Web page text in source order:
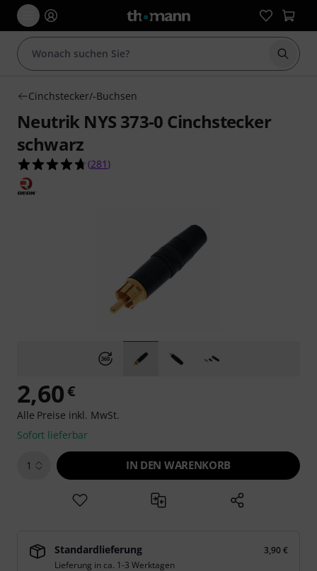
Suche
Cinchstecker/-Buchsen
Neutrik NYS 373-0 Cinchstecker
schwarz
4.7 von 5 Sternen aus 281 Kundenbewertungen
(281 )
2,60€
Alle Preise inkl. MwSt.
Sofort lieferbar
1 IN DEN WARENKORB
Standardlieferung
3,90 €
Lieferung in ca. 1-3 Werktagen